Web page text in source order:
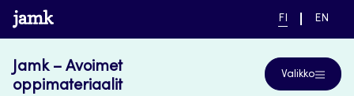
Siirry
suoraan
www.jamk.fi
NYKYINEN
FI
VAIHDA
EN
Jamk – Avoimet
oppimateriaalit
Valikko